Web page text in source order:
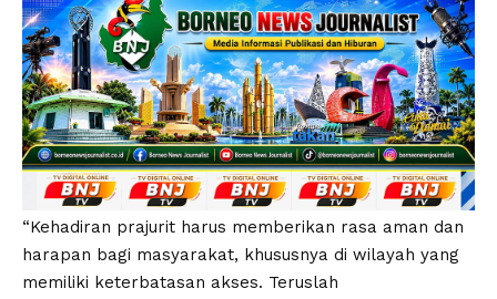
“Kehadiran prajurit harus memberikan rasa aman dan
harapan bagi masyarakat, khususnya di wilayah yang
memiliki keterbatasan akses. Teruslah